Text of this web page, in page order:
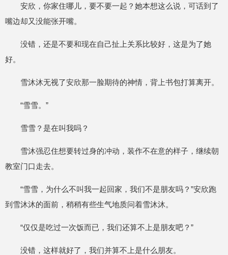
安欣，你家住哪儿，要不要一起？她本想这么说，可话到了
嘴边却又没能张开嘴。
没错，还是不要和现在自己扯上关系比较好，这是为了她
好。
雪沐沐无视了安欣那一脸期待的神情，背上书包打算离开。
“雪雪。”
雪雪？是在叫我吗？
雪沐强忍住想要转过身的冲动，装作不在意的样子，继续朝
教室门口走去。
“雪雪，为什么不叫我一起回家，我们不是朋友吗？”安欣跑
到雪沐沐的面前，稍稍有些生气地质问着雪沐沐。
“仅仅是吃过一次饭而已，我们还算不上是朋友吧？”
没错，这样就好了，我们并算不上是什么朋友。